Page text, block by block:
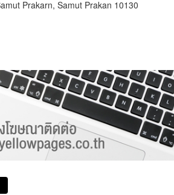
Prakarn, Samut Prakan 10130